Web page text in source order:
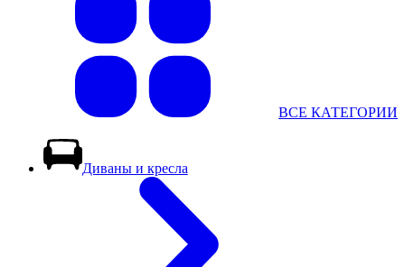
ВСЕ КАТЕГОРИИ
Диваны и кресла